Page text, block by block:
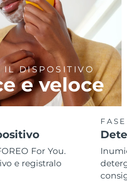
IL DISPOSITIVO
e veloce
For You.
e registralo